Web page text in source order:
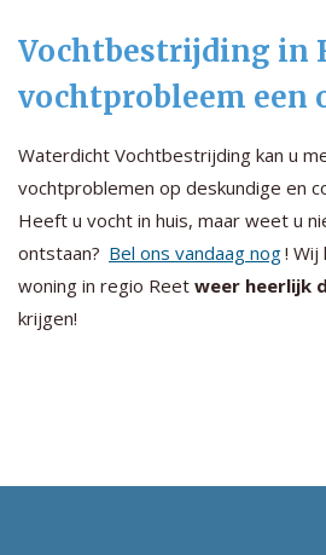
Vochtbestrijding in
vochtprobleem een
Waterdicht Vochtbestrijding kan u
vochtproblemen op deskundige en
Heeft u vocht in huis, maar weet u
ontstaan? Bel ons vandaag nog! Wij
woning in regio Reet weer heerlijk
krijgen!